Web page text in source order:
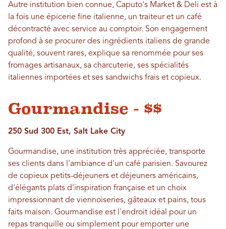
Autre institution bien connue, Caputo's Market & Deli est à
la fois une épicerie fine italienne, un traiteur et un café
décontracté avec service au comptoir. Son engagement
profond à se procurer des ingrédients italiens de grande
qualité, souvent rares, explique sa renommée pour ses
fromages artisanaux, sa charcuterie, ses spécialités
italiennes importées et ses sandwichs frais et copieux.
Gourmandise - $$
250 Sud 300 Est, Salt Lake City
Gourmandise, une institution très appréciée, transporte
ses clients dans l'ambiance d'un café parisien. Savourez
de copieux petits-déjeuners et déjeuners américains,
d'élégants plats d'inspiration française et un choix
impressionnant de viennoiseries, gâteaux et pains, tous
faits maison. Gourmandise est l'endroit idéal pour un
repas tranquille ou simplement pour emporter une